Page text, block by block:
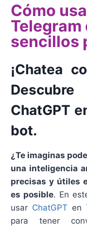
Cómo
Telegram
sencillos
¡Chatea
ChatGPT
bot.
¿Te imaginas
una inteligencia
precisas y útiles
es posible. En
usar ChatGPT en
para tener